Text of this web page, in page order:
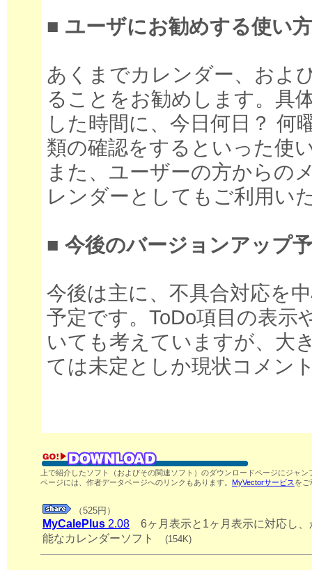
■ ユーザにお勧めする使い方
あくまでカレンダー、およ
ることをお勧めします。具
した時間に、今日何日？ 何
類の確認をするといった使
また、ユーザーの方からの
レンダーとしてもご利用い
■ 今後のバージョンアップ
今後は主に、不具合対応を
予定です。ToDo項目の表示
いても考えていますが、大
ては未定としか現状コメン
上で紹介したソフト（およびその関連ソフト）のダウンロードページにジャ
ページには、作者データページへのリンクもあります。 MyVectorサービス をご
（525円）
MyCalePlus 2.08 6ヶ月表示と1ヶ月表示に対応し
能なカレンダーソフト (154K)